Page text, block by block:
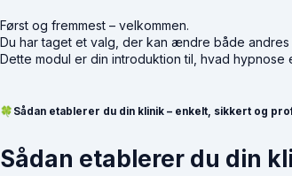
Først og fremmest – velkommen.
Du har taget et valg, der kan ændre både
Dette modul er din introduktion til, hvad
🍀Sådan etablerer du din klinik – enkelt, sikkert og
Sådan etablerer du din